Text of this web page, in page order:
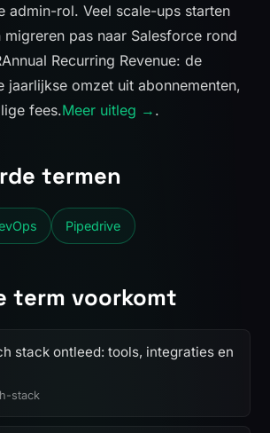
admin-rol. Veel scale-ups starten
migreren pas naar Salesforce rond
Annual Recurring Revenue: de
jaarlijkse omzet uit abonnementen,
fees.Meer uitleg → .
termen
Pipedrive
term voorkomt
stack ontleed: tools, integraties en
stack